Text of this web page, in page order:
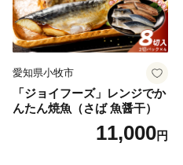
愛知県小牧市
「ジョイフーズ」レンジでか
んたん焼魚（さば 魚醤干）
11,000円